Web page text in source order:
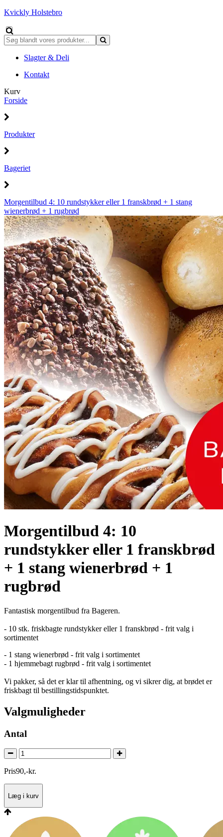
Kvickly Holstebro
Slagter & Deli
Kontakt
Kurv
Forside
Produkter
Bageriet
Morgentilbud 4: 10 rundstykker eller 1 franskbrød + 1 stang
wienerbrød + 1 rugbrød
Morgentilbud 4: 10
rundstykker eller 1 franskbrød
+ 1 stang wienerbrød + 1
rugbrød
Fantastisk morgentilbud fra Bageren.
- 10 stk. friskbagte rundstykker eller 1 franskbrød - frit valg i
sortimentet
- 1 stang wienerbrød - frit valg i sortimentet
- 1 hjemmebagt rugbrød - frit valg i sortimentet
Vi pakker, så det er klar til afhentning, og vi sikrer dig, at brødet er
friskbagt til bestillingstidspunktet.
Valgmuligheder
Antal
Pris90,-kr.
Læg i kurv